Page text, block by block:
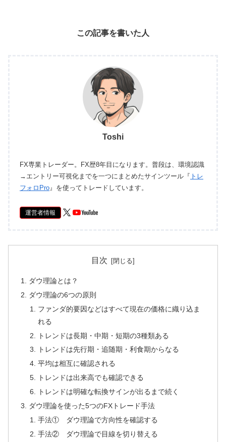
この記事を書いた人
Toshi
FX専業トレーダー。FX歴8年目になります。普段は、環境認識
→エントリー可視化までを一つにまとめたサインツール『 トレ
フォロPro 』を使ってトレードしています。
運営者情報
目次
ダウ理論とは？
ダウ理論の6つの原則
ファンダ的要因などはすべて現在の価格に織り込ま
れる
トレンドは長期・中期・短期の3種類ある
トレンドは先行期・追随期・利食期からなる
平均は相互に確認される
トレンドは出来高でも確認できる
トレンドは明確な転換サインが出るまで続く
ダウ理論を使った5つのFXトレード手法
手法① ダウ理論で方向性を確認する
手法② ダウ理論で目線を切り替える